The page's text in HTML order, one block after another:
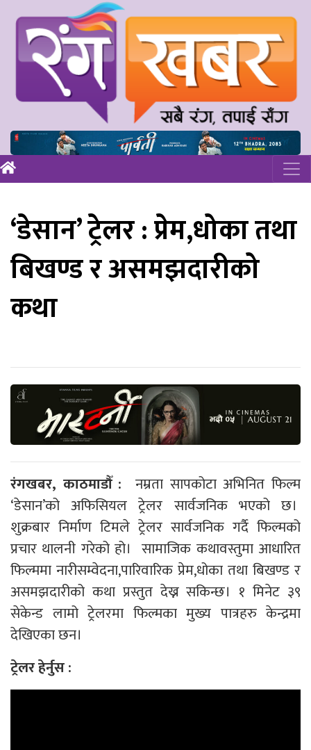
‘डेसान’ ट्रेलर : प्रेम,धोका तथा
बिखण्ड र असमझदारीको
कथा
रंगखबर, काठमाडौँ : नम्रता सापकोटा अभिनित फिल्म
‘डेसान’को अफिसियल ट्रेलर सार्वजनिक भएको छ।
शुक्रबार निर्माण टिमले ट्रेलर सार्वजनिक गर्दै फिल्मको
प्रचार थालनी गरेको हो। सामाजिक कथावस्तुमा आधारित
फिल्ममा नारीसम्वेदना,पारिवारिक प्रेम,धोका तथा बिखण्ड र
असमझदारीको कथा प्रस्तुत देख्न सकिन्छ। १ मिनेट ३९
सेकेन्ड लामो ट्रेलरमा फिल्मका मुख्य पात्रहरु केन्द्रमा
देखिएका छन।
ट्रेलर हेर्नुस :